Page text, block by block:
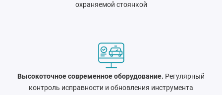
охраняемой стоянкой
Высокоточное современное оборудование. Регулярный
контроль исправности и обновления инструмента